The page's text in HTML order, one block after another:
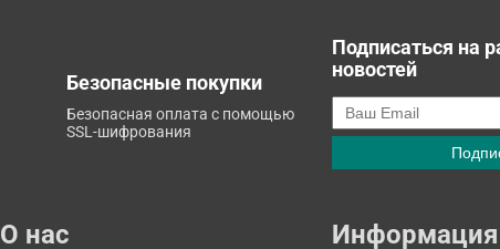
Безопасные покупки
Безопасная оплата с помощью
SSL-шифрования
Подписаться на
новостей
О нас Информация